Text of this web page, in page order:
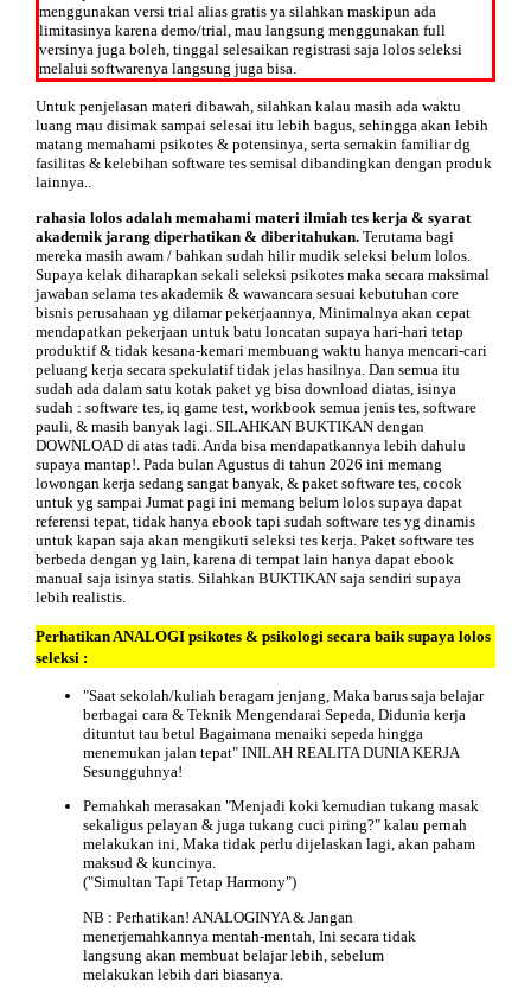
menggunakan versi trial alias gratis ya silahkan maskipun ada
limitasinya karena demo/trial, mau langsung menggunakan full
versinya juga boleh, tinggal selesaikan registrasi saja lolos seleksi
melalui softwarenya langsung juga bisa.
Untuk penjelasan materi dibawah, silahkan kalau masih ada waktu
luang mau disimak sampai selesai itu lebih bagus, sehingga akan lebih
matang memahami psikotes & potensinya, serta semakin familiar dg
fasilitas & kelebihan software tes semisal dibandingkan dengan produk
lainnya..
rahasia lolos adalah memahami materi ilmiah tes kerja & syarat
akademik jarang diperhatikan & diberitahukan. Terutama bagi
mereka masih awam / bahkan sudah hilir mudik seleksi belum lolos.
Supaya kelak diharapkan sekali seleksi psikotes maka secara maksimal
jawaban selama tes akademik & wawancara sesuai kebutuhan core
bisnis perusahaan yg dilamar pekerjaannya, Minimalnya akan cepat
mendapatkan pekerjaan untuk batu loncatan supaya hari-hari tetap
produktif & tidak kesana-kemari membuang waktu hanya mencari-cari
peluang kerja secara spekulatif tidak jelas hasilnya. Dan semua itu
sudah ada dalam satu kotak paket yg bisa download diatas, isinya
sudah : software tes, iq game test, workbook semua jenis tes, software
pauli, & masih banyak lagi. SILAHKAN BUKTIKAN dengan
DOWNLOAD di atas tadi. Anda bisa mendapatkannya lebih dahulu
supaya mantap!. Pada bulan Agustus di tahun 2026 ini memang
lowongan kerja sedang sangat banyak, & paket software tes, cocok
untuk yg sampai Jumat pagi ini memang belum lolos supaya dapat
referensi tepat, tidak hanya ebook tapi sudah software tes yg dinamis
untuk kapan saja akan mengikuti seleksi tes kerja. Paket software tes
berbeda dengan yg lain, karena di tempat lain hanya dapat ebook
manual saja isinya statis. Silahkan BUKTIKAN saja sendiri supaya
lebih realistis.
PerhatikanANALOGI psikotes & psikologi secara baik supaya lolos
seleksi :
"Saat sekolah/kuliah beragam jenjang, Maka barus saja belajar
berbagai cara & Teknik Mengendarai Sepeda, Didunia kerja
dituntut tau betul Bagaimana menaiki sepeda hingga
menemukan jalan tepat" INILAH REALITA DUNIA KERJA
Sesungguhnya!
Pernahkah merasakan "Menjadi koki kemudian tukang masak
sekaligus pelayan & juga tukang cuci piring?" kalau pernah
melakukan ini, Maka tidak perlu dijelaskan lagi, akan paham
maksud & kuncinya.
("Simultan Tapi Tetap Harmony")
NB : Perhatikan! ANALOGINYA & Jangan
menerjemahkannya mentah-mentah, Ini secara tidak
langsung akan membuat belajar lebih, sebelum
melakukan lebih dari biasanya.